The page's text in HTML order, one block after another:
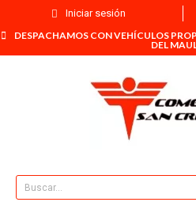
Iniciar sesión
DESPACHAMOS CON VEHÍCULOS
DEL